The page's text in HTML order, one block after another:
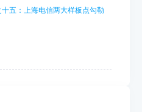
五：上海电信两大样板点勾勒